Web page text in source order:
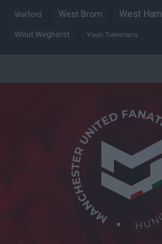
Watford West Brom West Ham
Wout Weghorst Youri Tielemans